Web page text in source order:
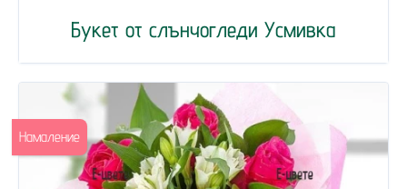
Букет от слънчогледи Усмивка
Намаление